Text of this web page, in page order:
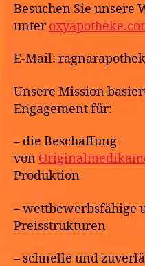
Besuchen Sie unsere
unter
E-Mail:
Unsere Mission
Engagement für:
– die Beschaffung
von
Produktion
– wettbewerbsfähige
Preisstrukturen
– schnelle und